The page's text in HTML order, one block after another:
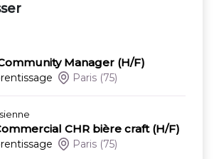
Manager (H/F)
Paris (75)
CHR bière craft (H/F)
Paris (75)